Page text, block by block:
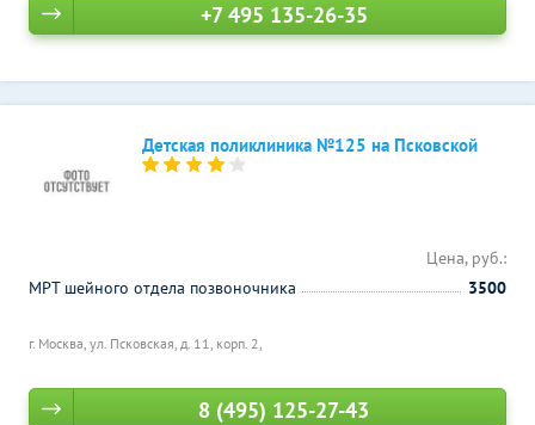
+7 495 135-26-35
Детская поликлиника №125 на Псковской
г. Москва, ул. Псковская, д. 11, корп. 2,
Цена, руб.:
МРТ шейного отдела позвоночника
3500
8 (495) 125-27-43